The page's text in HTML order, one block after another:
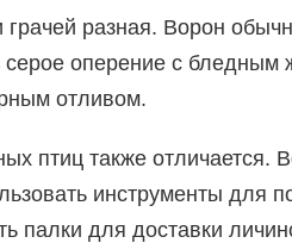
грачей разная. Ворон
серое оперение с
отливом.
птиц также отличается.
инструменты для
палки для доставки